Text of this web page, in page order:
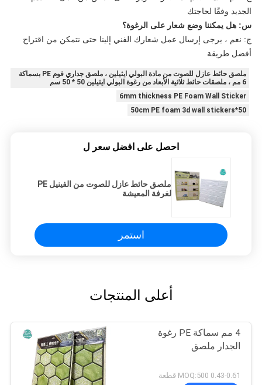
الجديد وفقًا لحاجتك
س: هل يمكننا وضع شعار على الرغوة؟
ج: نعم ، يرجى إرسال عمل شعارك الفني إلينا حتى نتمكن من اقتراح
أفضل طريقة
ملصق حائط عازل للصوت من مادة البولي ايثيلين ، ملصق جداري فوم PE بسماكة
6 مم ، ملصقات حائط ثلاثية الأبعاد من رغوة البولي ايثيلين 50 * 50 سم
6mm thickness PE Foam Wall Sticker
50*50cm PE foam 3d wall stickers
احصل على افضل سعر ل
ملصق حائط عازل للصوت من الفينيل PE
لغرفة المعيشة
استمر
أعلى المنتجات
4 مم سماكة PE رغوة
الجدار ملصق
0.43-0.61 MOQ:500 قطعة